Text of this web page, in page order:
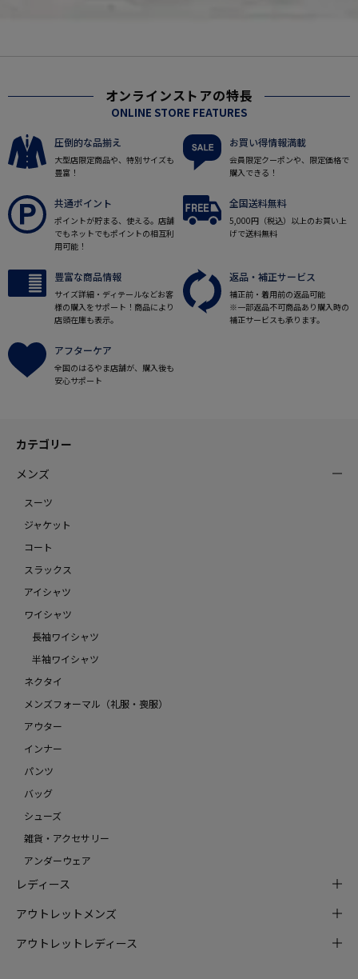
オンラインストアの特長
ONLINE STORE FEATURES
圧倒的な品揃え
大型店限定商品や、特別サイズも
豊富！
お買い得情報満載
会員限定クーポンや、限定価格で
購入できる！
共通ポイント
ポイントが貯まる、使える。店舗
でもネットでもポイントの相互利
用可能！
全国送料無料
5,000円（税込）以上のお買い上
げで送料無料
豊富な商品情報
サイズ詳細・ディテールなどお客
様の購入をサポート！商品により
店頭在庫も表示。
返品・補正サービス
補正前・着用前の返品可能
※一部返品不可商品あり購入時の
補正サービスも承ります。
アフターケア
全国のはるやま店舗が、購入後も
安心サポート
カテゴリー
メンズ
スーツ
ジャケット
コート
スラックス
アイシャツ
ワイシャツ
長袖ワイシャツ
半袖ワイシャツ
ネクタイ
メンズフォーマル（礼服・喪服）
アウター
インナー
パンツ
バッグ
シューズ
雑貨・アクセサリー
アンダーウェア
レディース
アウトレットメンズ
アウトレットレディース